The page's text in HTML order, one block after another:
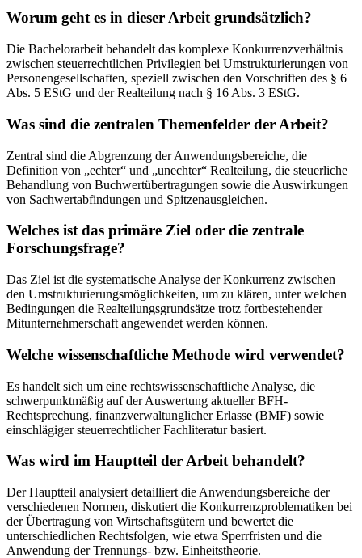
Worum geht es in dieser Arbeit grundsätzlich?
Die Bachelorarbeit behandelt das komplexe Konkurrenzverhältnis
zwischen steuerrechtlichen Privilegien bei Umstrukturierungen von
Personengesellschaften, speziell zwischen den Vorschriften des § 6
Abs. 5 EStG und der Realteilung nach § 16 Abs. 3 EStG.
Was sind die zentralen Themenfelder der Arbeit?
Zentral sind die Abgrenzung der Anwendungsbereiche, die
Definition von „echter“ und „unechter“ Realteilung, die steuerliche
Behandlung von Buchwertübertragungen sowie die Auswirkungen
von Sachwertabfindungen und Spitzenausgleichen.
Welches ist das primäre Ziel oder die zentrale
Forschungsfrage?
Das Ziel ist die systematische Analyse der Konkurrenz zwischen
den Umstrukturierungsmöglichkeiten, um zu klären, unter welchen
Bedingungen die Realteilungsgrundsätze trotz fortbestehender
Mitunternehmerschaft angewendet werden können.
Welche wissenschaftliche Methode wird verwendet?
Es handelt sich um eine rechtswissenschaftliche Analyse, die
schwerpunktmäßig auf der Auswertung aktueller BFH-
Rechtsprechung, finanzverwaltunglicher Erlasse (BMF) sowie
einschlägiger steuerrechtlicher Fachliteratur basiert.
Was wird im Hauptteil der Arbeit behandelt?
Der Hauptteil analysiert detailliert die Anwendungsbereiche der
verschiedenen Normen, diskutiert die Konkurrenzproblematiken bei
der Übertragung von Wirtschaftsgütern und bewertet die
unterschiedlichen Rechtsfolgen, wie etwa Sperrfristen und die
Anwendung der Trennungs- bzw. Einheitstheorie.